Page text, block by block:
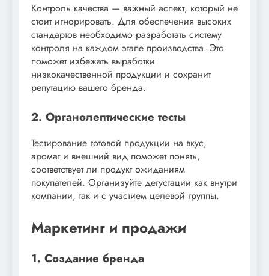
Контроль качества — важный аспект, который не
стоит игнорировать. Для обеспечения высоких
стандартов необходимо разработать систему
контроля на каждом этапе производства. Это
поможет избежать выработки
низкокачественной продукции и сохранит
репутацию вашего бренда.
2. Органолептические тесты
Тестирование готовой продукции на вкус,
аромат и внешний вид поможет понять,
соответствует ли продукт ожиданиям
покупателей. Организуйте дегустации как внутри
компании, так и с участием целевой группы.
Маркетинг и продажи
1. Создание бренда